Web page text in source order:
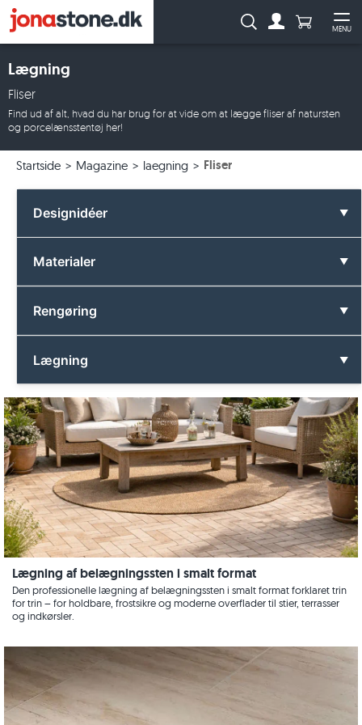
MENU
Søg: Antal
Lægning
Fliser
Find ud af alt, hvad du har brug for at vide om at lægge fliser af natursten
og porcelænsstentøj her!
Startside Magazine laegning Fliser
Designidéer
Alle Designidéer
Badeværelse
Formater
Havedesign
Køkken
Kundeoplevelser
Panorama tour
Pool
Terrasse
Trappe
Videoer
Vægdesign
Beboelsesrum
Materialer
Alle Materialer
Basalt
Granit
Træoptik
Kalksten
Marmor
Natursten
Kvarsit
Sandsten
Travertin
Rengøring
Alle Rengøring
Fliser
Terrasseplader
Lægning
Alle Lægning
Fliser
Havebygning
Terrasseplader
Videoer
Lægning af belægningssten i smalt format
Den professionelle lægning af belægningssten i smalt format forklaret trin
for trin – for holdbare, frostsikre og moderne overflader til stier, terrasser
og indkørsler.